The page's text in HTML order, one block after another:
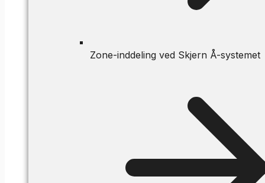
Zone-inddeling ved Skjern Å-systemet